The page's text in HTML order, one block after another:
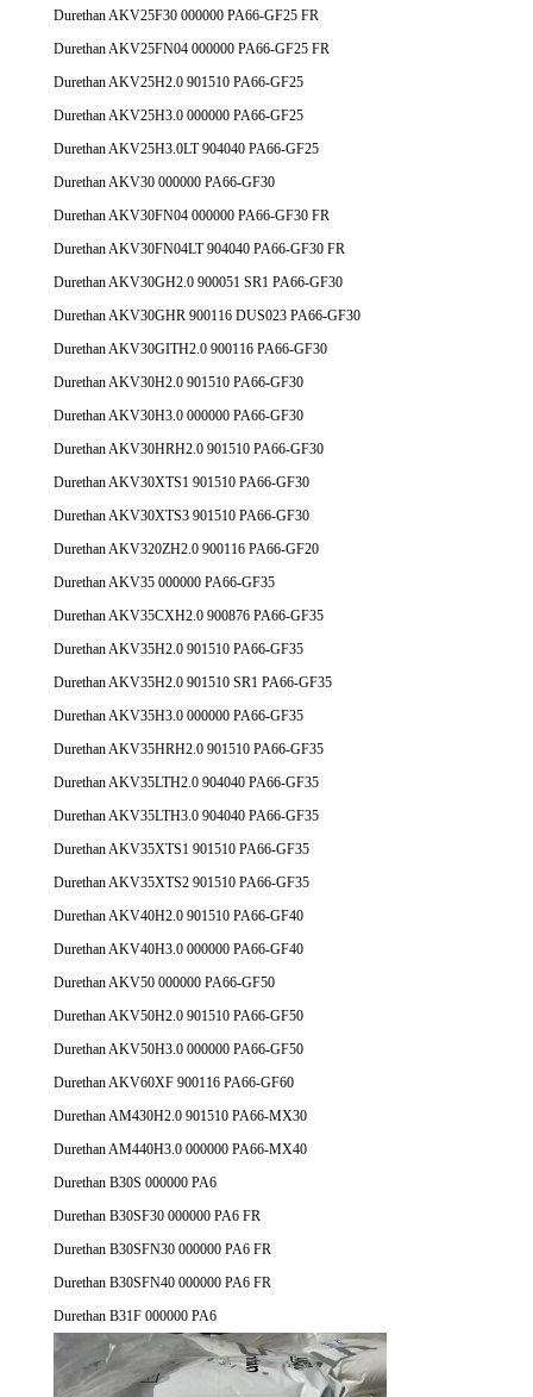
Durethan AKV25F30 000000 PA66-GF25 FR
Durethan AKV25FN04 000000 PA66-GF25 FR
Durethan AKV25H2.0 901510 PA66-GF25
Durethan AKV25H3.0 000000 PA66-GF25
Durethan AKV25H3.0LT 904040 PA66-GF25
Durethan AKV30 000000 PA66-GF30
Durethan AKV30FN04 000000 PA66-GF30 FR
Durethan AKV30FN04LT 904040 PA66-GF30 FR
Durethan AKV30GH2.0 900051 SR1 PA66-GF30
Durethan AKV30GHR 900116 DUS023 PA66-GF30
Durethan AKV30GITH2.0 900116 PA66-GF30
Durethan AKV30H2.0 901510 PA66-GF30
Durethan AKV30H3.0 000000 PA66-GF30
Durethan AKV30HRH2.0 901510 PA66-GF30
Durethan AKV30XTS1 901510 PA66-GF30
Durethan AKV30XTS3 901510 PA66-GF30
Durethan AKV320ZH2.0 900116 PA66-GF20
Durethan AKV35 000000 PA66-GF35
Durethan AKV35CXH2.0 900876 PA66-GF35
Durethan AKV35H2.0 901510 PA66-GF35
Durethan AKV35H2.0 901510 SR1 PA66-GF35
Durethan AKV35H3.0 000000 PA66-GF35
Durethan AKV35HRH2.0 901510 PA66-GF35
Durethan AKV35LTH2.0 904040 PA66-GF35
Durethan AKV35LTH3.0 904040 PA66-GF35
Durethan AKV35XTS1 901510 PA66-GF35
Durethan AKV35XTS2 901510 PA66-GF35
Durethan AKV40H2.0 901510 PA66-GF40
Durethan AKV40H3.0 000000 PA66-GF40
Durethan AKV50 000000 PA66-GF50
Durethan AKV50H2.0 901510 PA66-GF50
Durethan AKV50H3.0 000000 PA66-GF50
Durethan AKV60XF 900116 PA66-GF60
Durethan AM430H2.0 901510 PA66-MX30
Durethan AM440H3.0 000000 PA66-MX40
Durethan B30S 000000 PA6
Durethan B30SF30 000000 PA6 FR
Durethan B30SFN30 000000 PA6 FR
Durethan B30SFN40 000000 PA6 FR
Durethan B31F 000000 PA6